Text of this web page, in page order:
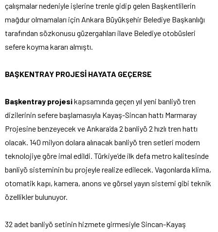
çalışmalar nedeniyle işlerine trenle gidip gelen Başkentlilerin
mağdur olmamaları için Ankara Büyükşehir Belediye Başkanlığı
tarafından sözkonusu güzergahları ilave Belediye otobüsleri
sefere koyma kararı almıştı.
BAŞKENTRAY PROJESİ HAYATA GEÇERSE
Başkentray projesikapsamında geçen yıl yeni banliyö tren
dizilerinin sefere başlamasıyla Kayaş-Sincan hattı Marmaray
Projesine benzeyecek ve Ankara’da 2 banliyö 2 hızlı tren hattı
olacak. 140 milyon dolara alınacak banliyö tren setleri modern
teknolojiye göre imal edildi. Türkiye’de ilk defa metro kalitesinde
banliyö sisteminin bu projeyle realize edilecek. Vagonlarda klima,
otomatik kapı, kamera, anons ve görsel yayın sistemi gibi teknik
özellikler bulunuyor.
32 adet banliyö setinin hizmete girmesiyle Sincan-Kayaş